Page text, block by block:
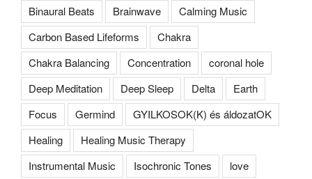
Binaural Beats
Brainwave
Calming Music
Carbon Based Lifeforms
Chakra
Chakra Balancing
Concentration
coronal hole
Deep Meditation
Deep Sleep Delta
Earth
Focus
Germind
GYILKOSOK(K) és áldozatOK
Healing
Healing Music Therapy
Instrumental Music
Isochronic Tones love